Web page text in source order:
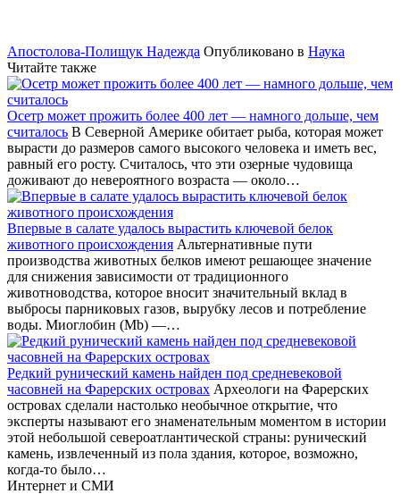
Апостолова-Полищук Надежда Опубликовано в Наука
Читайте также
Осетр может прожить более 400 лет — намного дольше, чем
считалось В Северной Америке обитает рыба, которая может
вырасти до размеров самого высокого человека и иметь вес,
равный его росту. Считалось, что эти озерные чудовища
доживают до невероятного возраста — около…
Впервые в салате удалось вырастить ключевой белок
животного происхождения Альтернативные пути
производства животных белков имеют решающее значение
для снижения зависимости от традиционного
животноводства, которое вносит значительный вклад в
выбросы парниковых газов, вырубку лесов и потребление
воды. Миоглобин (Mb) —…
Редкий рунический камень найден под средневековой
часовней на Фарерских островах Археологи на Фарерских
островах сделали настолько необычное открытие, что
эксперты называют его знаменательным моментом в истории
этой небольшой североатлантической страны: рунический
камень, извлеченный из пола здания, которое, возможно,
когда-то было…
Интернет и СМИ